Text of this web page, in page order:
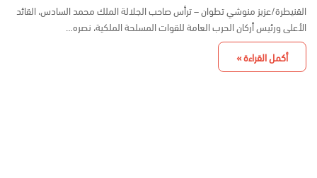
القنيطرة/عزيز منوشي تطوان – ترأس صاحب الجلالة الملك محمد السادس، القائد
الأعلى ورئيس أركان الحرب العامة للقوات المسلحة الملكية، نصره…
أكمل القراءة »